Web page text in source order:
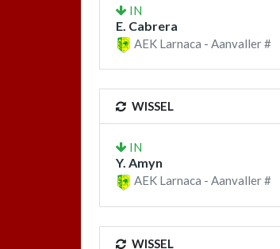
IN
E. Cabrera
AEK Larnaca - Aanvaller #
WISSEL
IN
Y. Amyn
AEK Larnaca - Aanvaller #
WISSEL